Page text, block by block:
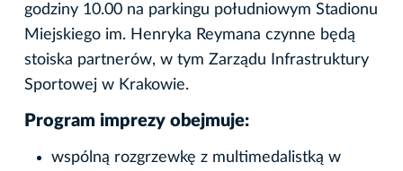
godziny 10.00 na parkingu południowym Stadionu
Miejskiego im. Henryka Reymana czynne będą
stoiska partnerów, w tym Zarządu Infrastruktury
Sportowej w Krakowie.
Program imprezy obejmuje:
wspólną rozgrzewkę z multimedalistką w